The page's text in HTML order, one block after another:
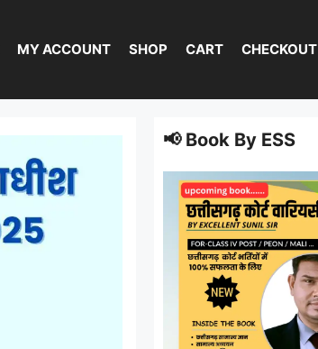
MY ACCOUNT SHOP CART CHECKOUT
📢 Book By ESS